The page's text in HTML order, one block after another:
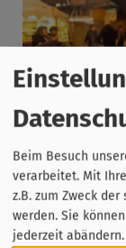
Der Radweg
Beim Besuch
verarbeitet. Mit
z.B. zum Zweck
werden. Sie
jederzeit abändern.